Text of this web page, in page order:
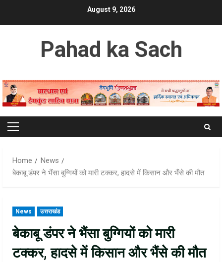
August 9, 2026
Pahad ka Sach
Primary
Home
News
बेकाबू डंपर ने भैंसा बुग्गियों को मारी टक्कर, हादसे में किसान और भैंसे की मौत
News उत्तराखंड
बेकाबू डंपर ने भैंसा बुग्गियों को मारी
टक्कर, हादसे में किसान और भैंसे की मौत